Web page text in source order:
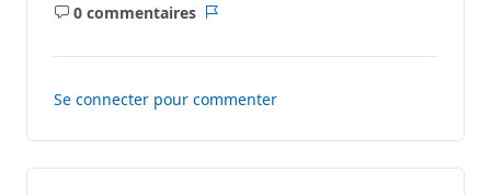
0 commentaires
Aucun
Se connecter pour commenter